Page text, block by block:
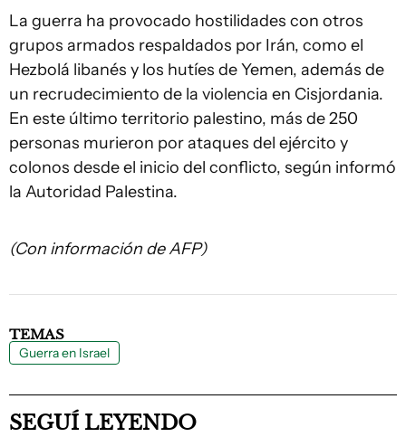
La guerra ha provocado hostilidades con otros
grupos armados respaldados por Irán, como el
Hezbolá libanés y los hutíes de Yemen, además de
un recrudecimiento de la violencia en Cisjordania.
En este último territorio palestino, más de 250
personas murieron por ataques del ejército y
colonos desde el inicio del conflicto, según informó
la Autoridad Palestina.
(Con información de AFP)
TEMAS
Guerra en Israel
SEGUÍ LEYENDO